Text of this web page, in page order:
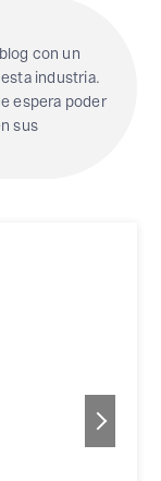
con un
industria.
espera poder
sus